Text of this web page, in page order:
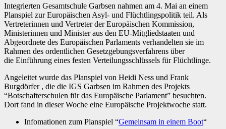
Integrierten Gesamtschule Garbsen nahmen am 4. Mai an einem
Planspiel zur Europäischen Asyl- und Flüchtlingspolitik teil. Als
Vertreterinnen und Vertreter der Europäischen Kommission,
Ministerinnen und Minister aus den EU-Mitgliedstaaten und
Abgeordnete des Europäischen Parlaments verhandelten sie im
Rahmen des ordentlichen Gesetzgebungsverfahrens über
die Einführung eines festen Verteilungsschlüssels für Flüchtlinge.
Angeleitet wurde das Planspiel von Heidi Ness und Frank
Burgdörfer , die die IGS Garbsen im Rahmen des Projekts
“Botschafterschulen für das Europäische Parlament” besuchten.
Dort fand in dieser Woche eine Europäische Projektwoche statt.
Infomationen zum Planspiel “Gemeinsam in einem Boot“